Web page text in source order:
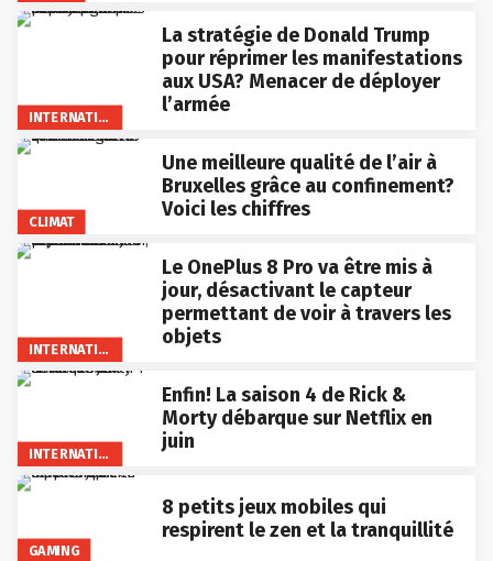
INTERNATIONAL
La stratégie de Donald Trump
pour réprimer les manifestations
aux USA? Menacer de déployer
l’armée
CLIMAT
Une meilleure qualité de l’air à
Bruxelles grâce au confinement?
Voici les chiffres
INTERNATIONAL
Le OnePlus 8 Pro va être mis à
jour, désactivant le capteur
permettant de voir à travers les
objets
INTERNATIONAL
Enfin! La saison 4 de Rick &
Morty débarque sur Netflix en
juin
GAMING
8 petits jeux mobiles qui
respirent le zen et la tranquillité